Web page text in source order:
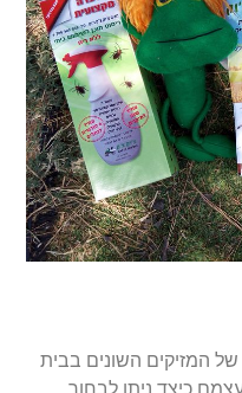
המזיקים השונים בבית